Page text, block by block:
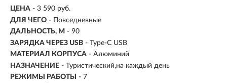
ЦЕНА - 3 590 руб.
ДЛЯ ЧЕГО - Повседневные
ДАЛЬНОСТЬ, М - 90
ЗАРЯДКА ЧЕРЕЗ USB - Type-C USB
МАТЕРИАЛ КОРПУСА - Алюминий
НАЗНАЧЕНИЕ - Туристический,на каждый день
РЕЖИМЫ РАБОТЫ
- 7